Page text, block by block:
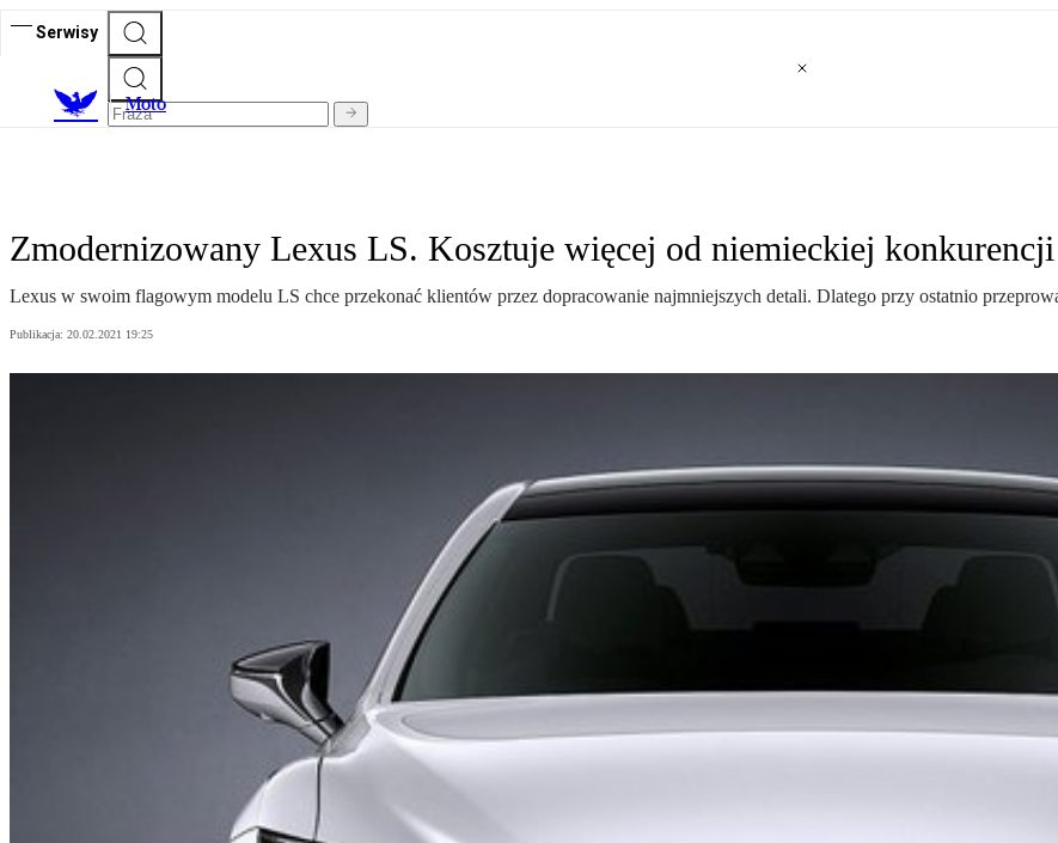
Serwisy
Moto
Zmodernizowany Lexus LS. Kosztuje więcej od niemieckiej konkurencji
Lexus w swoim flagowym modelu LS chce przekonać klientów przez dopracowanie najmniejszych detali. Dlatego przy ostatnio
Publikacja: 20.02.2021 19:25